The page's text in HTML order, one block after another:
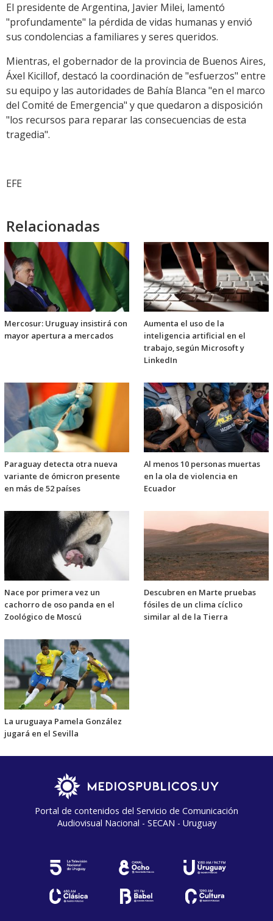
El presidente de Argentina, Javier Milei, lamentó
"profundamente" la pérdida de vidas humanas y envió
sus condolencias a familiares y seres queridos.
Mientras, el gobernador de la provincia de Buenos Aires,
Áxel Kicillof, destacó la coordinación de "esfuerzos" entre
su equipo y las autoridades de Bahía Blanca "en el marco
del Comité de Emergencia" y que quedaron a disposición
"los recursos para reparar las consecuencias de esta
tragedia".
EFE
Relacionadas
Mercosur: Uruguay insistirá con
mayor apertura a mercados
Aumenta el uso de la
inteligencia artificial en el
trabajo, según Microsoft y
LinkedIn
Paraguay detecta otra nueva
variante de ómicron presente
en más de 52 países
Al menos 10 personas muertas
en la ola de violencia en
Ecuador
Nace por primera vez un
cachorro de oso panda en el
Zoológico de Moscú
Descubren en Marte pruebas
fósiles de un clima cíclico
similar al de la Tierra
La uruguaya Pamela González
jugará en el Sevilla
Portal de contenidos del Servicio de Comunicación
Audiovisual Nacional - SECAN - Uruguay